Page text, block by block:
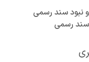
نبود سند رسمی
رسمی